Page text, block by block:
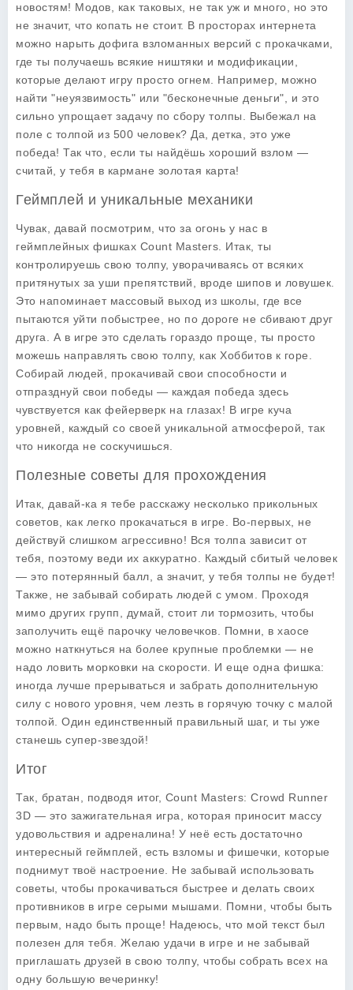
новостям! Модов, как таковых, не так уж и много, но это
не значит, что копать не стоит. В просторах интернета
можно нарыть дофига взломанных версий с прокачками,
где ты получаешь всякие ништяки и модификации,
которые делают игру просто огнем. Например, можно
найти "неуязвимость" или "бесконечные деньги", и это
сильно упрощает задачу по сбору толпы. Выбежал на
поле с толпой из 500 человек? Да, детка, это уже
победа! Так что, если ты найдёшь хороший взлом —
считай, у тебя в кармане золотая карта!
Геймплей и уникальные механики
Чувак, давай посмотрим, что за огонь у нас в
геймплейных фишках Count Masters. Итак, ты
контролируешь свою толпу, уворачиваясь от всяких
притянутых за уши препятствий, вроде шипов и ловушек.
Это напоминает массовый выход из школы, где все
пытаются уйти побыстрее, но по дороге не сбивают друг
друга. А в игре это сделать гораздо проще, ты просто
можешь направлять свою толпу, как Хоббитов к горе.
Собирай людей, прокачивай свои способности и
отпразднуй свои победы — каждая победа здесь
чувствуется как фейерверк на глазах! В игре куча
уровней, каждый со своей уникальной атмосферой, так
что никогда не соскучишься.
Полезные советы для прохождения
Итак, давай-ка я тебе расскажу несколько прикольных
советов, как легко прокачаться в игре. Во-первых, не
действуй слишком агрессивно! Вся толпа зависит от
тебя, поэтому веди их аккуратно. Каждый сбитый человек
— это потерянный балл, а значит, у тебя толпы не будет!
Также, не забывай собирать людей с умом. Проходя
мимо других групп, думай, стоит ли тормозить, чтобы
заполучить ещё парочку человечков. Помни, в хаосе
можно наткнуться на более крупные проблемки — не
надо ловить морковки на скорости. И еще одна фишка:
иногда лучше прерываться и забрать дополнительную
силу с нового уровня, чем лезть в горячую точку с малой
толпой. Один единственный правильный шаг, и ты уже
станешь супер-звездой!
Итог
Так, братан, подводя итог, Count Masters: Crowd Runner
3D — это зажигательная игра, которая приносит массу
удовольствия и адреналина! У неё есть достаточно
интересный геймплей, есть взломы и фишечки, которые
поднимут твоё настроение. Не забывай использовать
советы, чтобы прокачиваться быстрее и делать своих
противников в игре серыми мышами. Помни, чтобы быть
первым, надо быть проще! Надеюсь, что мой текст был
полезен для тебя. Желаю удачи в игре и не забывай
приглашать друзей в свою толпу, чтобы собрать всех на
одну большую вечеринку!